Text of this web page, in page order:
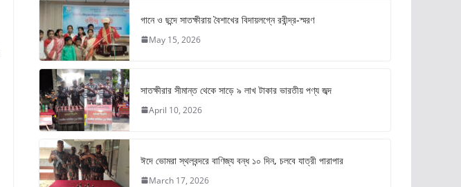
e
b
o
o
k
o
d
o
n
e
গানে ও ছন্দে সাতক্ষীরায় বৈশাখের বিদায়লগ্নে রবীন্দ্র-স্মরণ
May 15, 2026
সাতক্ষীরার সীমান্ত থেকে সাড়ে ৯ লাখ টাকার ভারতীয় পণ্য জব্দ
April 10, 2026
ঈদে ভোমরা স্থলবন্দরে বাণিজ্য বন্ধ ১০ দিন, চলবে যাত্রী পারাপার
March 17, 2026